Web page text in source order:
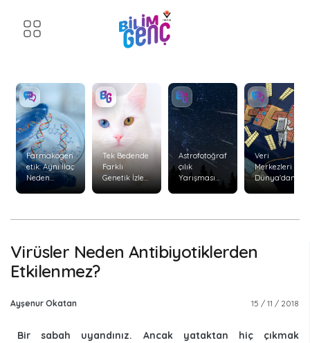
Farmakogen
etik: Aynı İlaç
Neden
?
Tek Bedende
Farklı
Genetik İzler:
Kimerizm
Astrofotoğraf
çılık
Yarışması
Veri
Merkezleri
Dünya'dan
Virüsler Neden Antibiyotiklerden
Etkilenmez?
Ayşenur Okatan 15 / 11 / 2018
Bir sabah uyandınız. Ancak yataktan hiç çıkmak